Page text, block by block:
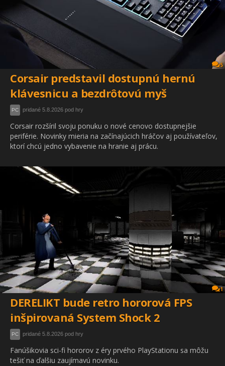
5
Corsair predstavil dostupnú hernú
klávesnicu a bezdrôtovú myš
PC pridané 5.8.2026 pod hry
Corsair rozšíril svoju ponuku o nové cenovo dostupnejšie
periférie. Novinky mieria na začínajúcich hráčov aj používateľov,
ktorí chcú jedno vybavenie na hranie aj prácu.
1
DERELIKT bude retro hororová FPS
inšpirovaná System Shock 2
PC pridané 5.8.2026 pod hry
Fanúšikovia sci-fi hororov z éry prvého PlayStationu sa môžu
tešiť na ďalšiu zaujímavú novinku.